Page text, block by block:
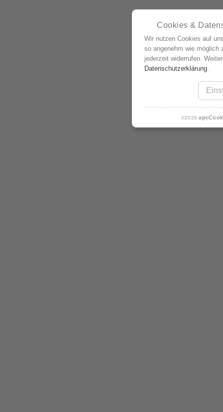
Cookies &
Wir nutzen Cookies auf
so angenehm wie möglich
jederzeit widerrufen.
Datenschutzerklärung
©2026